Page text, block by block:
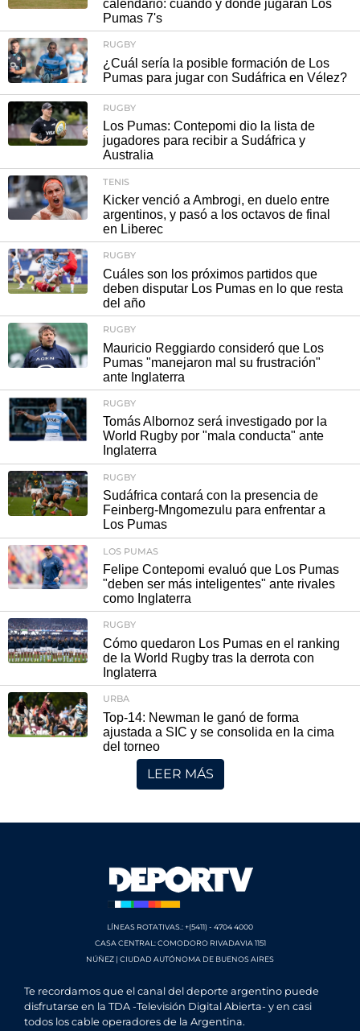
calendario: cuándo y dónde jugarán Los
Pumas 7's
RUGBY
¿Cuál sería la posible formación de Los
Pumas para jugar con Sudáfrica en Vélez?
RUGBY
Los Pumas: Contepomi dio la lista de
jugadores para recibir a Sudáfrica y
Australia
TENIS
Kicker venció a Ambrogi, en duelo entre
argentinos, y pasó a los octavos de final
en Liberec
RUGBY
Cuáles son los próximos partidos que
deben disputar Los Pumas en lo que resta
del año
RUGBY
Mauricio Reggiardo consideró que Los
Pumas "manejaron mal su frustración"
ante Inglaterra
RUGBY
Tomás Albornoz será investigado por la
World Rugby por "mala conducta" ante
Inglaterra
RUGBY
Sudáfrica contará con la presencia de
Feinberg-Mngomezulu para enfrentar a
Los Pumas
LOS PUMAS
Felipe Contepomi evaluó que Los Pumas
"deben ser más inteligentes" ante rivales
como Inglaterra
RUGBY
Cómo quedaron Los Pumas en el ranking
de la World Rugby tras la derrota con
Inglaterra
URBA
Top-14: Newman le ganó de forma
ajustada a SIC y se consolida en la cima
del torneo
LEER MÁS
LÍNEAS ROTATIVAS.: +(5411) - 4704 4000
CASA CENTRAL: COMODORO RIVADAVIA 1151
NÚÑEZ | CIUDAD AUTÓNOMA DE BUENOS AIRES
Te recordamos que el canal del deporte argentino puede
disfrutarse en la TDA -Televisión Digital Abierta- y en casi
todos los cable operadores de la Argentina.